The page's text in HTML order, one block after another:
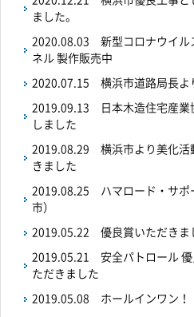
ました。
2020.08.03 新型コロナウイル
ネル 製作販売中
2020.07.15 横浜市道路局長よ
2019.09.13
日本木造住宅産
しました
2019.08.29 横浜市より美化活
きました
2019.08.25
ハマロード・サ
市）
2019.05.22 優良賞いただきま
2019.05.21 安全パトロール
ただきました
2019.05.08 ホールインワン！